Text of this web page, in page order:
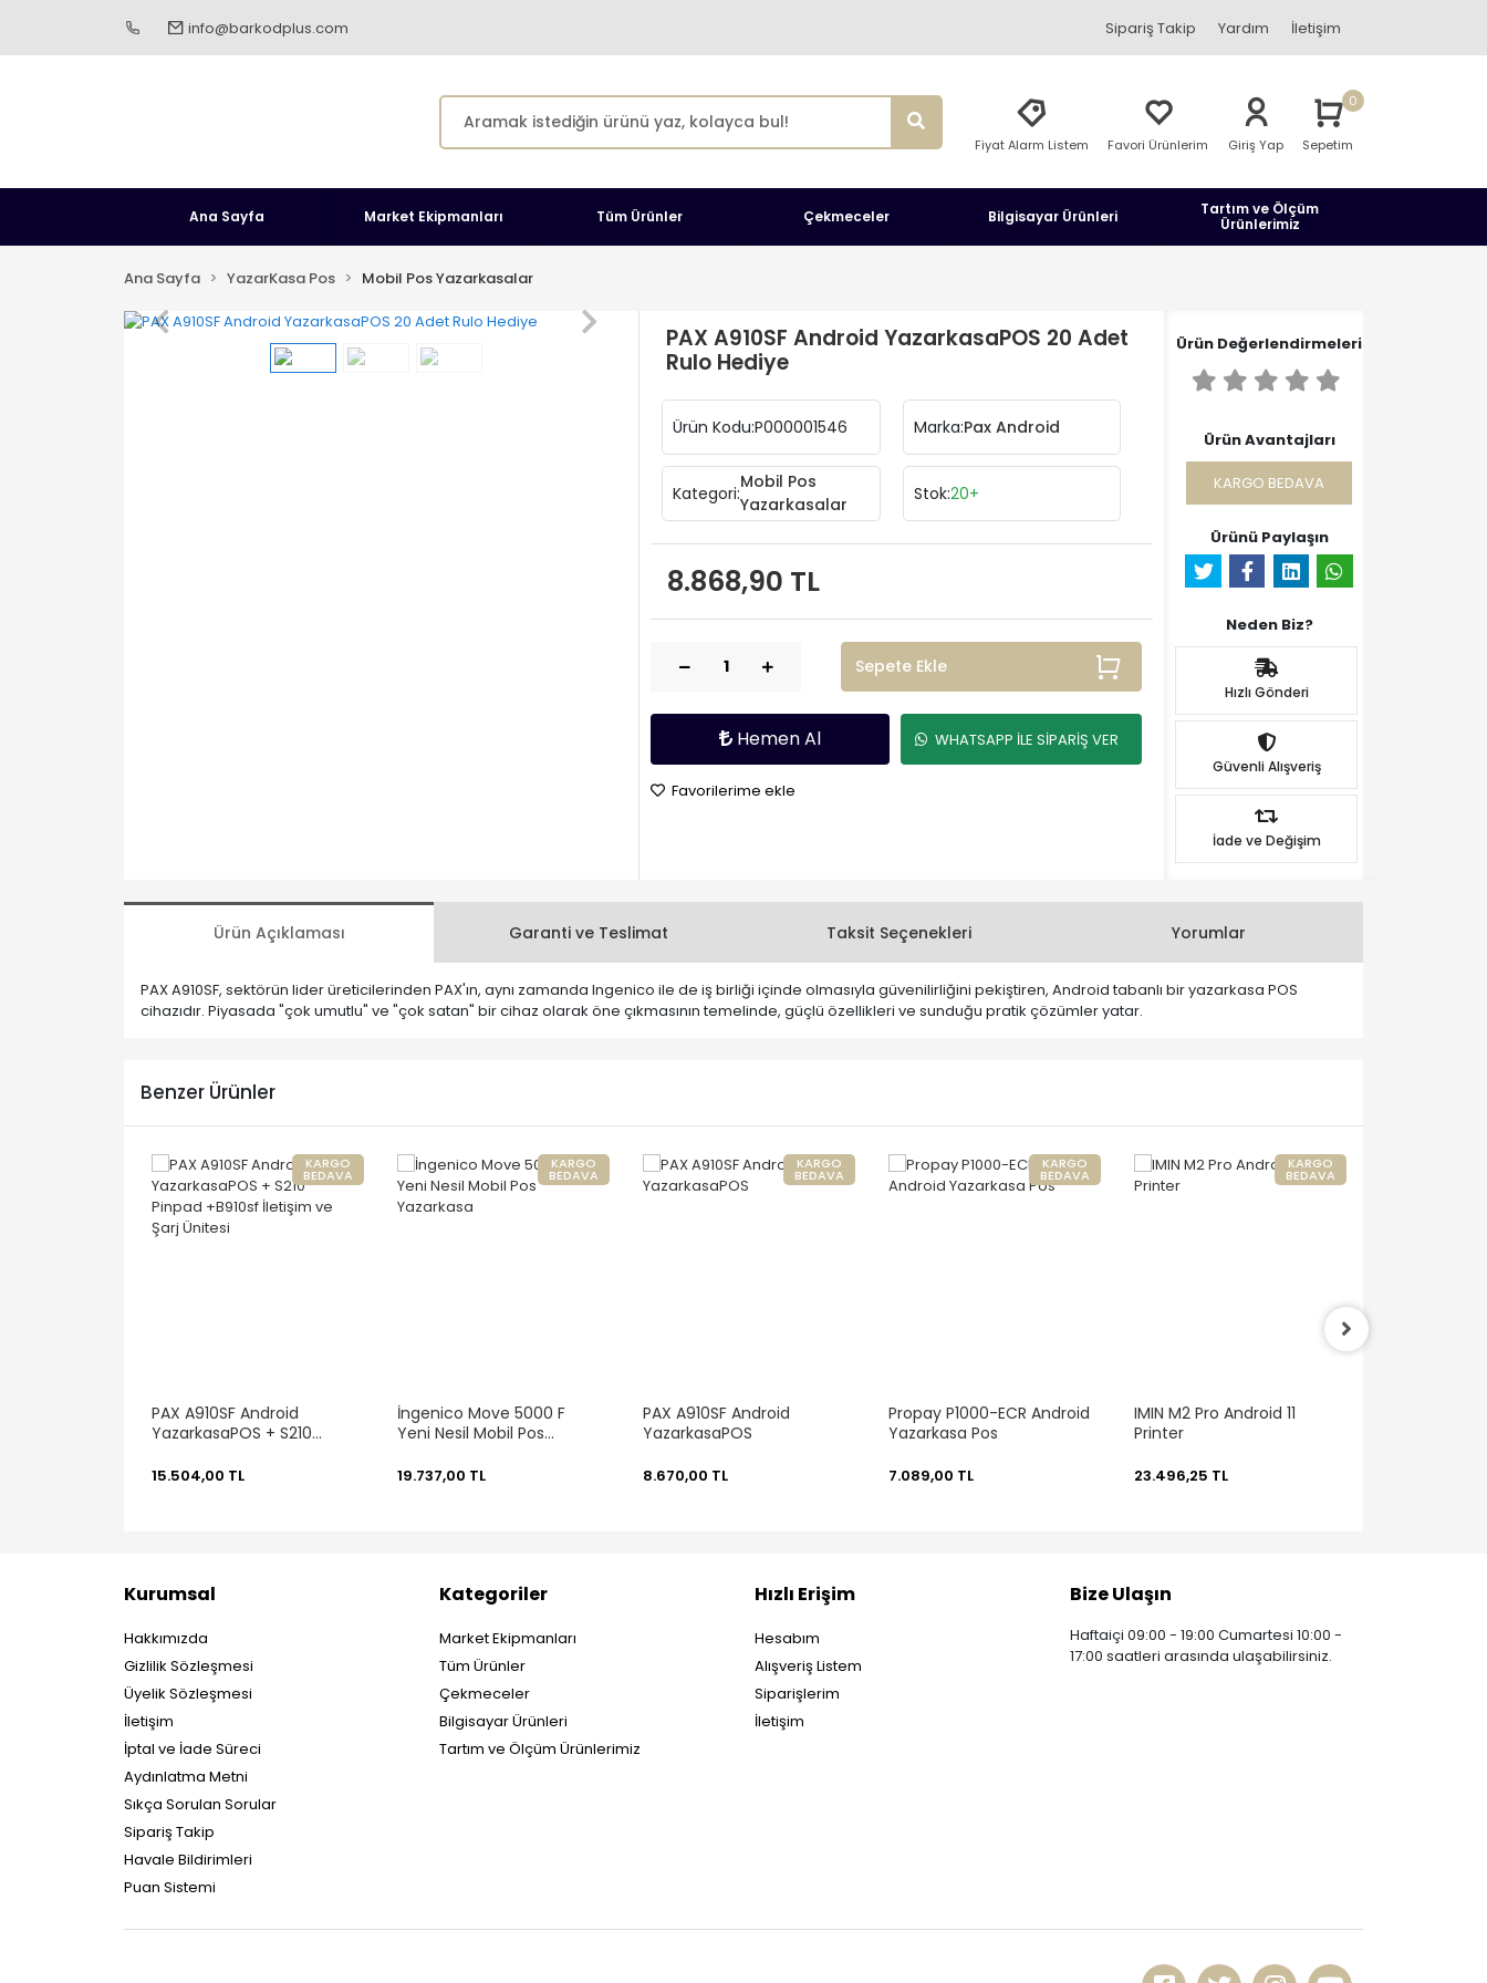
info@barkodplus.com Sipariş Takip Yardım İletişim
Fiyat Alarm Listem Favori Ürünlerim Giriş Yap Sepetim
0
Ana Sayfa Market Ekipmanları Tüm Ürünler Çekmeceler Bilgisayar Ürünleri
Tartım ve Ölçüm
Ürünlerimiz
Ana Sayfa YazarKasa Pos Mobil Pos Yazarkasalar
PAX A910SF Android YazarkasaPOS 20 Adet
Rulo Hediye
Ürün Kodu:P000001546 Marka:Pax Android
Kategori:
Mobil Pos
Yazarkasalar
Stok:20+
8.868,90 TL
Sepete Ekle
Hemen Al WHATSAPP İLE SİPARİŞ VER
Favorilerime ekle
Ürün Değerlendirmeleri
Ürün Avantajları
KARGO BEDAVA
Ürünü Paylaşın
Neden Biz?
Hızlı Gönderi
Güvenli Alışveriş
İade ve Değişim
Ürün Açıklaması Garanti ve Teslimat Taksit Seçenekleri Yorumlar
PAX A910SF, sektörün lider üreticilerinden PAX'ın, aynı zamanda Ingenico ile de iş birliği içinde olmasıyla güvenilirliğini pekiştiren, Android tabanlı bir yazarkasa POS
cihazıdır. Piyasada "çok umutlu" ve "çok satan" bir cihaz olarak öne çıkmasının temelinde, güçlü özellikleri ve sunduğu pratik çözümler yatar.
Benzer Ürünler
KARGO
BEDAVA
PAX A910SF Android
YazarkasaPOS + S210
Şarj Ünitesi
15.504,00 TL
KARGO
BEDAVA
İngenico Move 5000 F
Yeni Nesil Mobil Pos
19.737,00 TL
KARGO
BEDAVA
PAX A910SF Android
YazarkasaPOS
8.670,00 TL
KARGO
BEDAVA
Propay P1000-ECR Android
Yazarkasa Pos
7.089,00 TL
KARGO
BEDAVA
IMIN M2 Pro Android 11
Printer
23.496,25 TL
Kurumsal
Hakkımızda
Gizlilik Sözleşmesi
Üyelik Sözleşmesi
İletişim
İptal ve İade Süreci
Aydınlatma Metni
Sıkça Sorulan Sorular
Sipariş Takip
Havale Bildirimleri
Puan Sistemi
Kategoriler
Market Ekipmanları
Tüm Ürünler
Çekmeceler
Bilgisayar Ürünleri
Tartım ve Ölçüm Ürünlerimiz
Hızlı Erişim
Hesabım
Alışveriş Listem
Siparişlerim
İletişim
Bize Ulaşın
Haftaiçi 09:00 - 19:00 Cumartesi 10:00 -
17:00 saatleri arasında ulaşabilirsiniz.